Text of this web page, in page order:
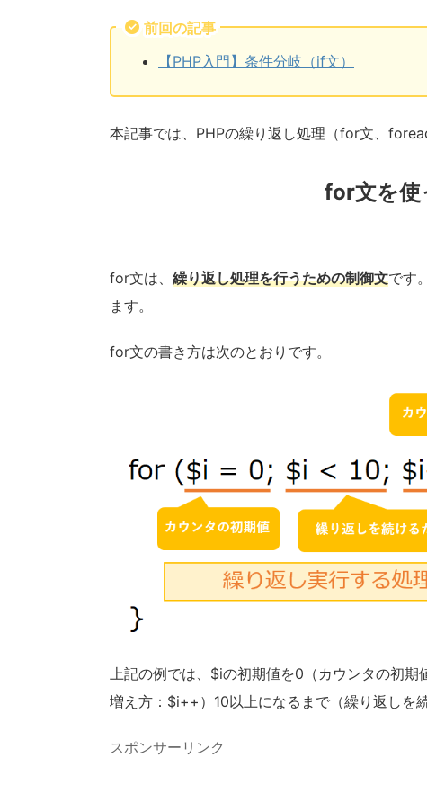
前回の記事
【PHP入門】条件分岐（if文）
本記事では、PHPの繰り返し処理（for文、
for文を使
for文は、 繰り返し処理を行うための制御文です
ます。
for文の書き方は次のとおりです。
上記の例では、$iの初期値を0（カウンタの初
増え方：$i++）10以上になるまで（繰り返しを
スポンサーリンク